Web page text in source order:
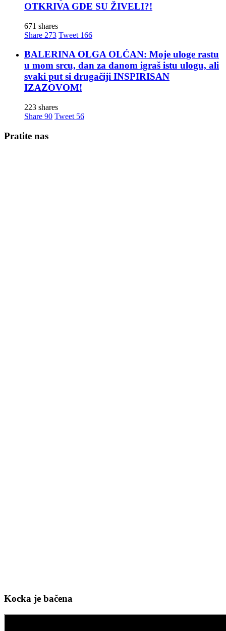
OTKRIVA GDE SU ŽIVELI?!
671 shares
Share 273 Tweet 166
BALERINA OLGA OLĆAN: Moje uloge rastu
u mom srcu, dan za danom igraš istu ulogu, ali
svaki put si drugačiji INSPIRISAN
IZAZOVOM!
223 shares
Share 90 Tweet 56
Pratite nas
Kocka je bačena